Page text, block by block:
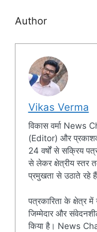
Author
Vikas Verma
विकास वर्मा News
(Editor) और
24 वर्षों से सक्रिय
से लेकर क्षेत्रीय स्तर
प्रमुखता से उठाते रहे
पत्रकारिता के क्षेत्र
जिम्मेदार और
किया है। News